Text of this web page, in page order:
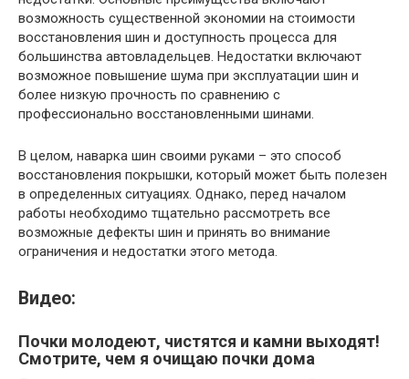
возможность существенной экономии на стоимости
восстановления шин и доступность процесса для
большинства автовладельцев. Недостатки включают
возможное повышение шума при эксплуатации шин и
более низкую прочность по сравнению с
профессионально восстановленными шинами.
В целом, наварка шин своими руками – это способ
восстановления покрышки, который может быть полезен
в определенных ситуациях. Однако, перед началом
работы необходимо тщательно рассмотреть все
возможные дефекты шин и принять во внимание
ограничения и недостатки этого метода.
Видео:
Почки молодеют, чистятся и камни выходят!
Смотрите, чем я очищаю почки дома